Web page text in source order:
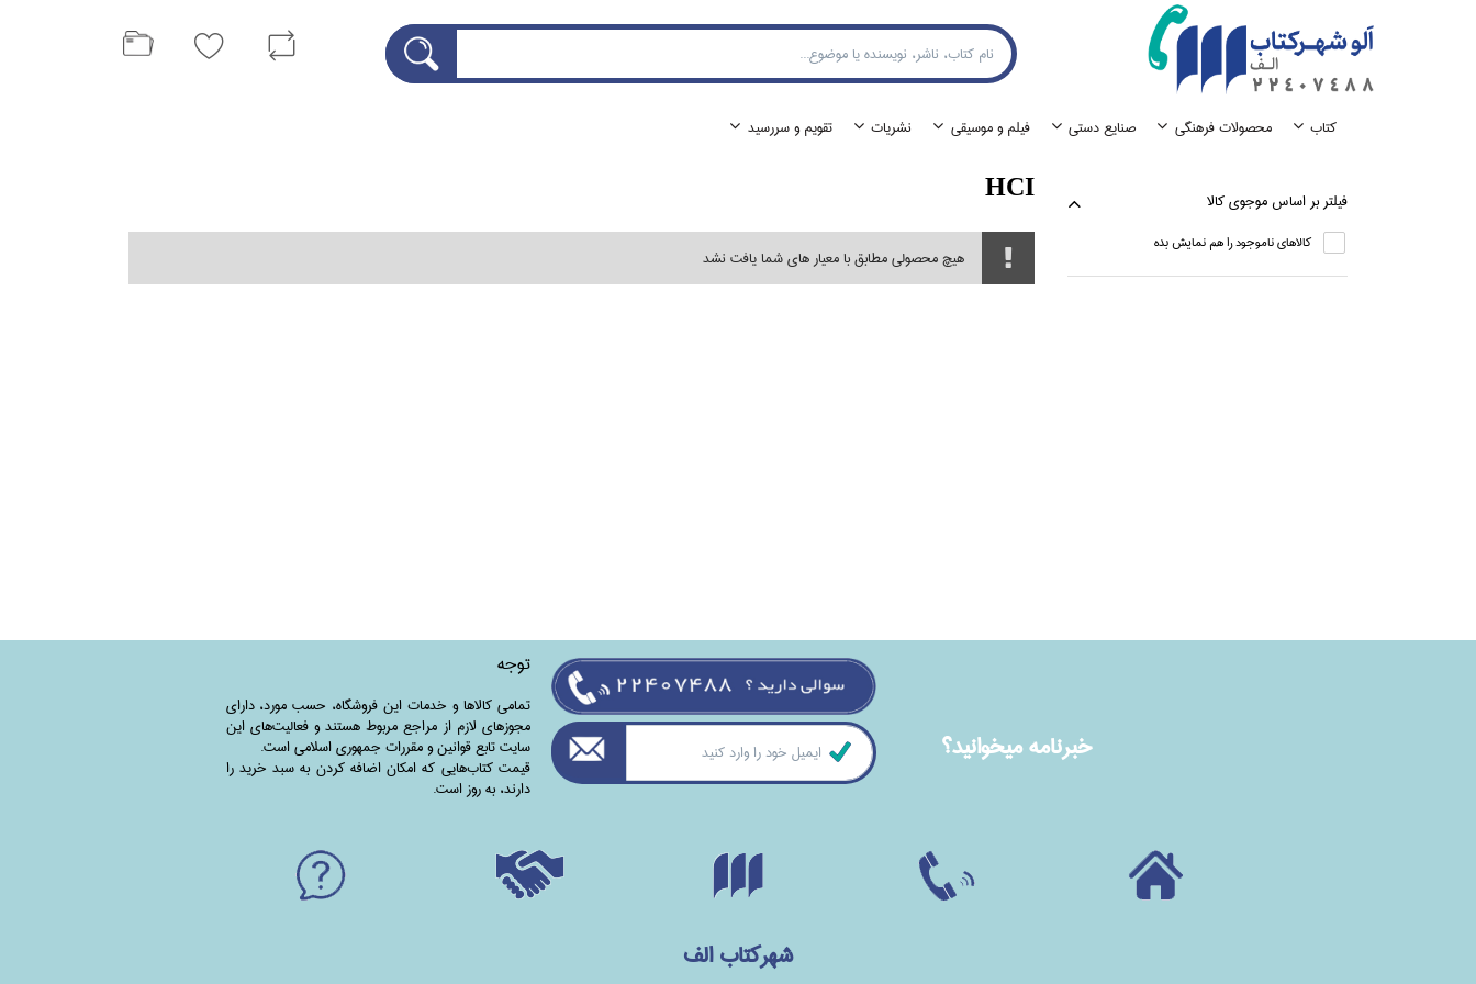
كتاب محصولات فرهنگي صنايع دستي فيلم و موسيقي نشريات تقويم و سررسيد
فيلتر بر اساس موجوي كالا
كالاهاي ناموجود را هم نمايش بده
HCI
هیچ محصولی مطابق با معیار های شما یافت نشد
خبرنامه ميخوانيد؟
توجه
تمامی‌ کالاها و خدمات این فروشگاه، حسب مورد،‌ دارای
مجوزهای لازم از مراجع مربوط هستند ‌و‌‌ فعالیت‌های این
سایت تابع قوانین و مقررات جمهوری اسلامی است.
قیمت کتاب‌هایی که امکان اضافه کردن به سبد خرید را
دارند،‌ به روز است.
شهرکتاب الف